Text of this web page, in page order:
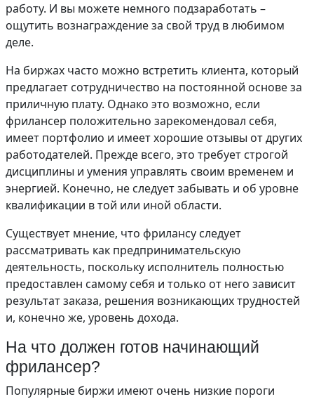
работу. И вы можете немного подзаработать –
ощутить вознаграждение за свой труд в любимом
деле.
На биржах часто можно встретить клиента, который
предлагает сотрудничество на постоянной основе за
приличную плату. Однако это возможно, если
фрилансер положительно зарекомендовал себя,
имеет портфолио и имеет хорошие отзывы от других
работодателей. Прежде всего, это требует строгой
дисциплины и умения управлять своим временем и
энергией. Конечно, не следует забывать и об уровне
квалификации в той или иной области.
Существует мнение, что фрилансу следует
рассматривать как предпринимательскую
деятельность, поскольку исполнитель полностью
предоставлен самому себя и только от него зависит
результат заказа, решения возникающих трудностей
и, конечно же, уровень дохода.
На что должен готов начинающий
фрилансер?
Популярные биржи имеют очень низкие пороги